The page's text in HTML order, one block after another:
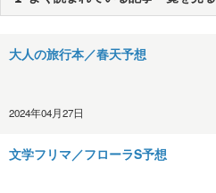
大人の旅行本／春天予想
2024年04月27日
文学フリマ／フローラS予想